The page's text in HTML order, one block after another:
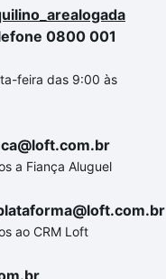
0800 001
feira das 9:00 às
a Fiança Aluguel
ao CRM Loft